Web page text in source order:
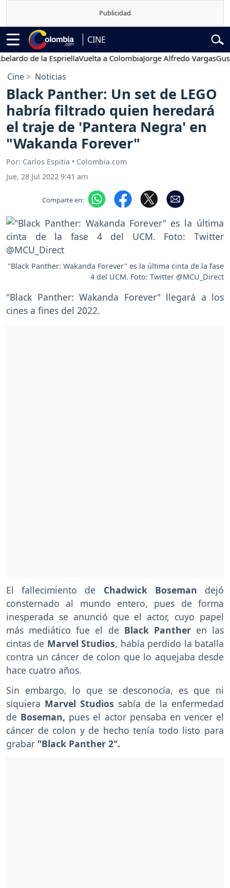
CINE
de la EspriellaVuelta a ColombiaJorge Alfredo VargasGustavo
Cine Noticias
Black Panther: Un set de LEGO
habría filtrado quien heredará
el traje de 'Pantera Negra' en
"Wakanda Forever"
Por: Carlos Espitia • Colombia.com
Jue, 28 Jul 2022 9:41 am
Comparte en:
"Black Panther: Wakanda Forever" es la última cinta de la fase
4 del UCM. Foto: Twitter @MCU_Direct
"Black Panther: Wakanda Forever" llegará a los
cines a fines del 2022.
El fallecimiento de Chadwick Boseman dejó
consternado al mundo entero, pues de forma
inesperada se anunció que el actor, cuyo papel
más mediático fue el de Black Pantheren las
cintas de Marvel Studios, había perdido la batalla
contra un cáncer de colon que lo aquejaba desde
hace cuatro años.
Sin embargo, lo que se desconocía, es que ni
siquiera Marvel Studios sabía de la enfermedad
de Boseman, pues el actor pensaba en vencer el
cáncer de colon y de hecho tenía todo listo para
grabar "Black Panther 2".